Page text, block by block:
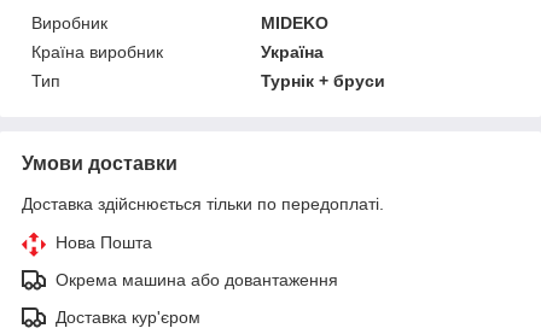
Виробник
MIDEKO
Країна виробник
Україна
Тип
Турнік + бруси
Умови доставки
Доставка здійснюється тільки по передоплаті.
Нова Пошта
Окрема машина або довантаження
Доставка кур'єром